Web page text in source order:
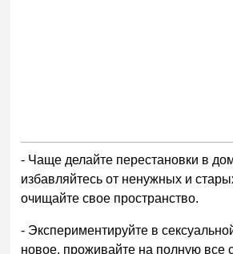
- Чаще делайте перестановки в
избавляйтесь от ненужных и
очищайте свое пространство.
- Экспериментируйте в
новое, проживайте на полную все